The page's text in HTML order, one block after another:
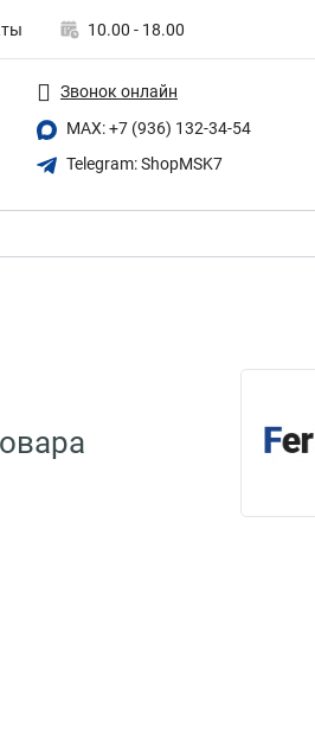
10.00 - 18.00
Звонок онлайн
MAX: +7 (936) 132-34-54
Telegram: ShopMSK7